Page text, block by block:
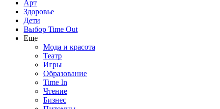
Арт
Здоровье
Дети
Выбор Time Out
Еще
Мода и красота
Театр
Игры
Образование
Time In
Чтение
Бизнес